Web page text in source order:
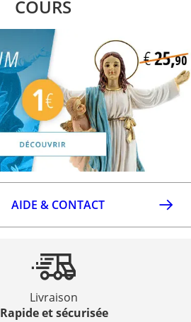
COURS
AIDE & CONTACT
Livraison
Rapide et sécurisée